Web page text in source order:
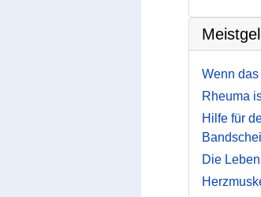
Wenn
Rheuma
Hilfe für
Die